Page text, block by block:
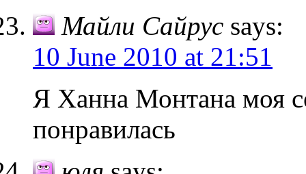
Майли Сайрус says:
10 June 2010 at 21:51
Я Ханна Монтана моя
понравилась